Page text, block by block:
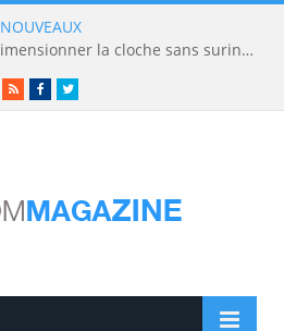
NOUVEAUX
Boxer 30 ou Boxer 42 : dimensionner la cloche sans surinvestir
RSSFacebookTwitter